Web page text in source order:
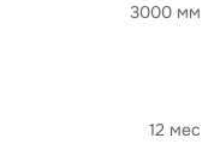
3000 мм
12 мес